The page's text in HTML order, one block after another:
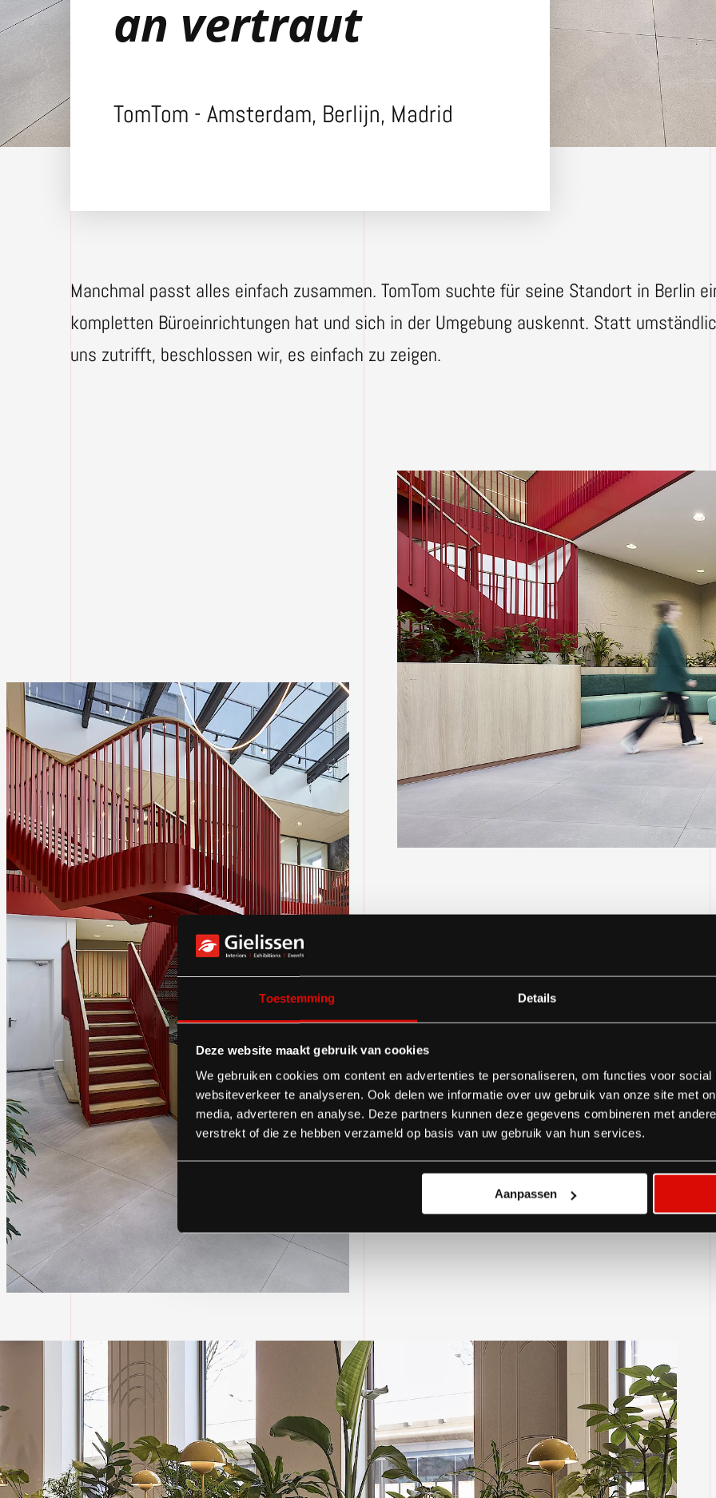
Toestemming Details
Deze website maakt gebruik van cookies
We gebruiken cookies om content en advertenties te personaliseren, om functies voor social
websiteverkeer te analyseren. Ook delen we informatie over uw gebruik van onze site met
media, adverteren en analyse. Deze partners kunnen deze gegevens combineren met
verstrekt of die ze hebben verzameld op basis van uw gebruik van hun services.
Aanpassen
an vertraut
TomTom - Amsterdam, Berlijn, Madrid
Manchmal passt alles einfach zusammen. TomTom suchte für seine Standort in Berlin
kompletten Büroeinrichtungen hat und sich in der Umgebung auskennt. Statt
uns zutrifft, beschlossen wir, es einfach zu zeigen.
Unser Account Director Peter kam mit dem
Kunden mit zu einem unserer fertigen
eine Referenz, die genau dem Gefragten
Keine Verkaufsmasche, sondern
erzählen, wie alles zustande gekommen
Moment klickte es einfach. Die offene
Qualität der Arbeit schafften genug
später wurde uns der Auftrag für TomTom
wo wir noch mehr beitragen konnten.
dazugekommen.